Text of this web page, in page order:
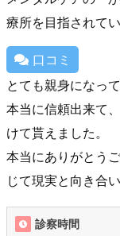
療所を目指されてい
口コミ
とても親身になっ
本当に信頼出来て
けて貰えました。
本当にありがとう
じて現実と向き合
診察時間